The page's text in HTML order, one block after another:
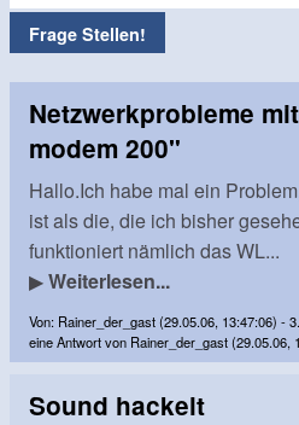
Frage Stellen!
Netzwerkprobleme
modem 200"
Hallo.Ich habe mal ein
ist als die, die ich bisher
funktioniert nämlich das WL...
▶Weiterlesen...
Von: Rainer_der_gast (29.05.06, 13:47:06) -
eine Antwort von Rainer_der_gast (29.05.06,
Sound hackelt